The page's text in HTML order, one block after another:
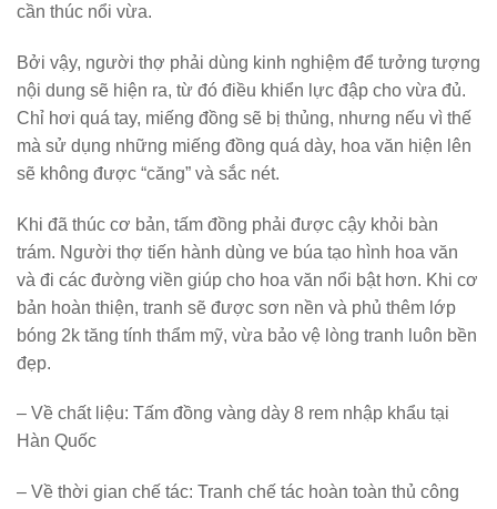
cần thúc nổi vừa.
Bởi vậy, người thợ phải dùng kinh nghiệm để tưởng tượng
nội dung sẽ hiện ra, từ đó điều khiển lực đập cho vừa đủ.
Chỉ hơi quá tay, miếng đồng sẽ bị thủng, nhưng nếu vì thế
mà sử dụng những miếng đồng quá dày, hoa văn hiện lên
sẽ không được “căng” và sắc nét.
Khi đã thúc cơ bản, tấm đồng phải được cậy khỏi bàn
trám. Người thợ tiến hành dùng ve búa tạo hình hoa văn
và đi các đường viền giúp cho hoa văn nổi bật hơn. Khi cơ
bản hoàn thiện, tranh sẽ được sơn nền và phủ thêm lớp
bóng 2k tăng tính thẩm mỹ, vừa bảo vệ lòng tranh luôn bền
đẹp.
– Về chất liệu: Tấm đồng vàng dày 8 rem nhập khẩu tại
Hàn Quốc
– Về thời gian chế tác: Tranh chế tác hoàn toàn thủ công